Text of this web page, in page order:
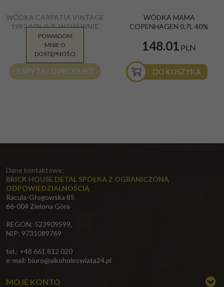
WÓDKA CARPATIA VINTAGE
1997 40% 0,7L W DREWNIE
699.00
ZAPYTAJ O PRODUKT
POWIADOM
MNIE O
DOSTĘPNOŚCI
WÓDKA MAMA
COPENHAGEN 0,7L 40%
148.01 PLN
DO KOSZYKA
Dane kontaktowe:
BRICK HOUSE DETAL SPÓŁKA Z OGRANICZONĄ
ODPOWIEDZIALNOŚCIĄ
Racula-Głogowska 85
66-004 Zielona Góra
REGON: 523909599,
NIP: 9731089769
tel.: +48 661 812 020
e-mail: biuro@alkoholeswiata24.pl
MOJE KONTO